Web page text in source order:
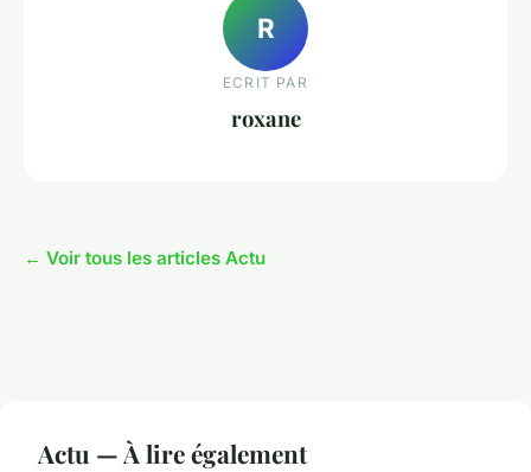
R
ECRIT PAR
roxane
← Voir tous les articles Actu
Actu — À lire également